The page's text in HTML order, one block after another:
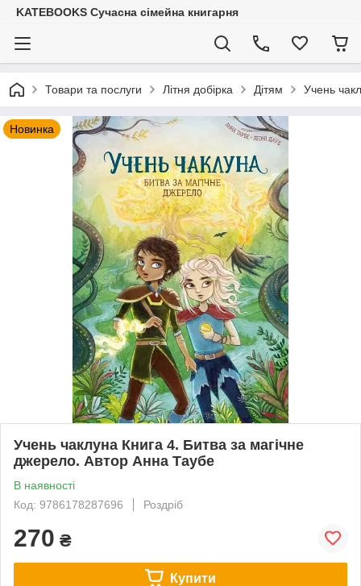
KATEBOOKS Сучасна сімейна книгарня
Товари та послуги Літня добірка Дітям Учень
Новинка
Учень чаклуна Книга 4. Битва за магічне
джерело. Автор Анна Таубе
В наявності
Код: 9786178287696
Роздріб
270 ₴
Купити